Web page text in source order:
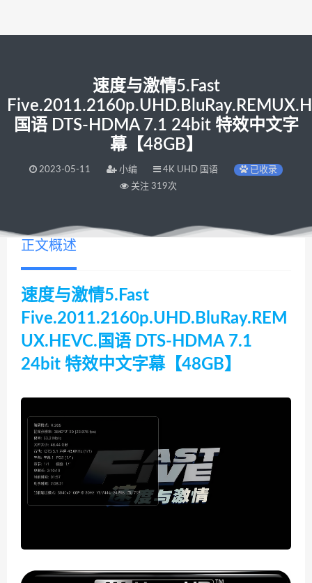
速度与激情5.Fast
国语 DTS-HDMA 7.1 24bit 特效中文字
幕【48GB】
2023-05-11 小编 4K UHD 国语
已收录
关注 319次
正文概述
速度与激情5.Fast
Five.2011.2160p.UHD.BluRay.REM
UX.HEVC.国语 DTS-HDMA 7.1
24bit 特效中文字幕【48GB】